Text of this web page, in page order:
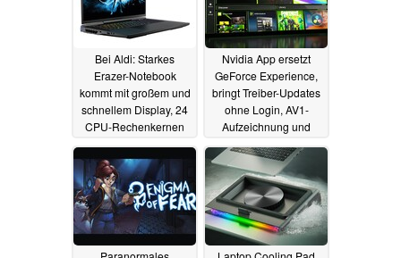
Bei Aldi: Starkes
Erazer-Notebook
kommt mit großem und
schnellem Display, 24
CPU-Rechenkernen
und Cherry-Tastatur
24.11.2024
Nvidia App ersetzt
GeForce Experience,
bringt Treiber-Updates
ohne Login, AV1-
Aufzeichnung und
neues Overlay
12.11.2024